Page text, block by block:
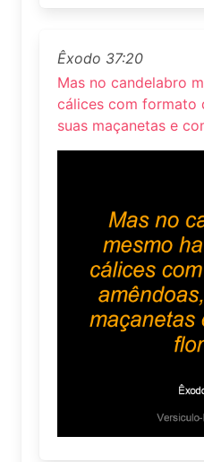
Êxodo 37:20
Mas no candelabro
cálices com formato
suas maçanetas e